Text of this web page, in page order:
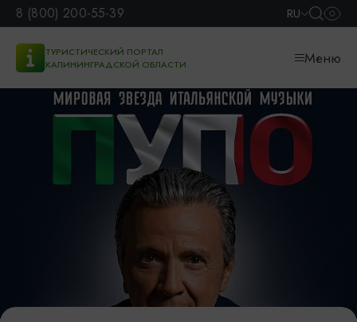
8 (800) 200-55-39 RU
ТУРИСТИЧЕСКИЙ ПОРТАЛ
КАЛИНИНГРАДСКОЙ ОБЛАСТИ
Меню